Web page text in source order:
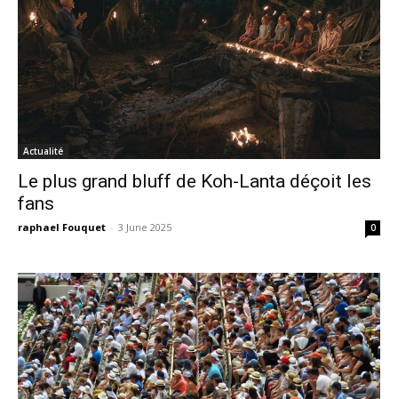
Actualité
Le plus grand bluff de Koh-Lanta déçoit les
fans
raphael Fouquet - 3 June 2025 0